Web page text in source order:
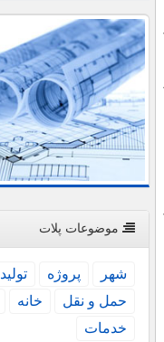
موضوعات پلات
شهر پروژه تولید
حمل و نقل
خانه
خدمات